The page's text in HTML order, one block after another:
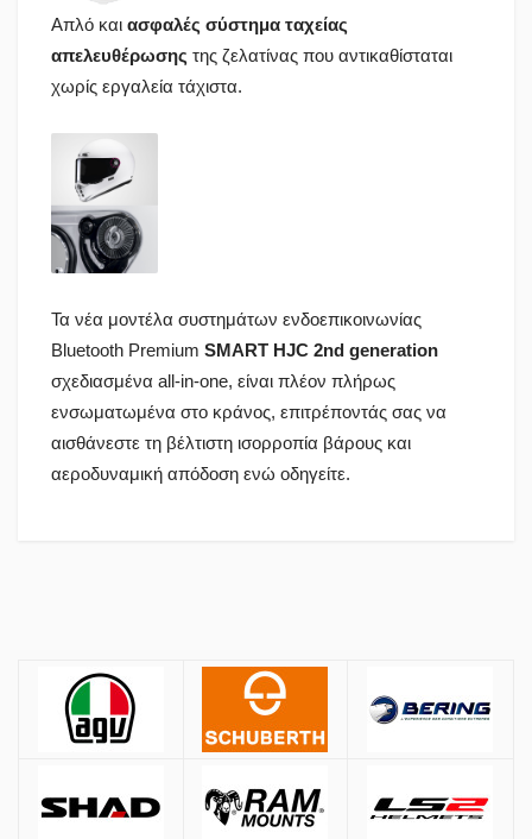
Απλό και ασφαλές σύστημα ταχείας
απελευθέρωσης της ζελατίνας που αντικαθίσταται
χωρίς εργαλεία τάχιστα.
Τα νέα μοντέλα συστημάτων ενδοεπικοινωνίας
Bluetooth Premium SMART HJC 2nd generation
σχεδιασμένα all-in-one, είναι πλέον πλήρως
ενσωματωμένα στο κράνος, επιτρέποντάς σας να
αισθάνεστε τη βέλτιστη ισορροπία βάρους και
αεροδυναμική απόδοση ενώ οδηγείτε.
ΚΡΑΝΗ
Αποστολές
Όλες οι αποστολές πραγματοποιούνται μέσω και
Αθήνα:2.90€